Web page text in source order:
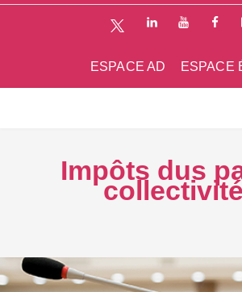
ESPACE
ESPACE AD
Impôts dus